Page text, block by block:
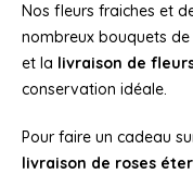
Nos fleurs fraiches et
nombreux bouquets
et la livraison de
conservation idéale.
Pour faire un cadeau
livraison de roses